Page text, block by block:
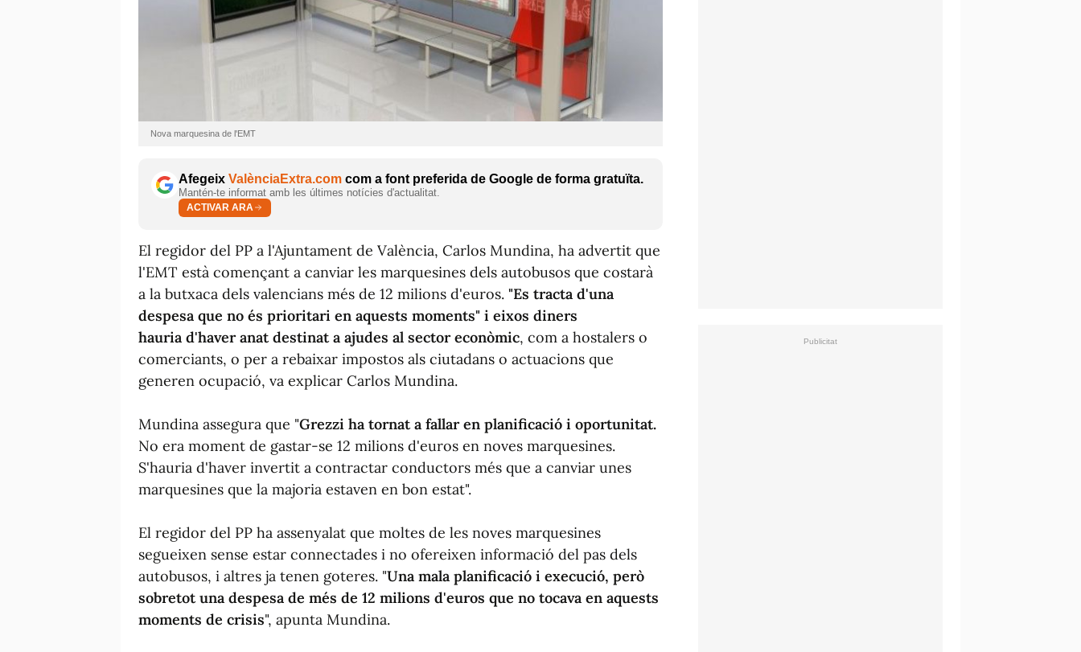
Nova marquesina de l'EMT
Afegeix ValènciaExtra.com com a font preferida de Google de forma gratuïta.
Mantén-te informat amb les últimes notícies d'actualitat.
ACTIVAR ARA
El regidor del PP a l'Ajuntament de València, Carlos Mundina, ha advertit que
l'EMT està començant a canviar les marquesines dels autobusos que costarà
a la butxaca dels valencians més de 12 milions d'euros. "Es tracta d'una
despesa que no és prioritari en aquests moments" i eixos diners
hauria d'haver anat destinat a ajudes al sector econòmic, com a hostalers o
comerciants, o per a rebaixar impostos als ciutadans o actuacions que
generen ocupació, va explicar Carlos Mundina.
Mundina assegura que "Grezzi ha tornat a fallar en planificació i oportunitat.
No era moment de gastar-se 12 milions d'euros en noves marquesines.
S'hauria d'haver invertit a contractar conductors més que a canviar unes
marquesines que la majoria estaven en bon estat".
El regidor del PP ha assenyalat que moltes de les noves marquesines
segueixen sense estar connectades i no ofereixen informació del pas dels
autobusos, i altres ja tenen goteres. "Una mala planificació i execució, però
sobretot una despesa de més de 12 milions d'euros que no tocava en aquests
moments de crisis", apunta Mundina.